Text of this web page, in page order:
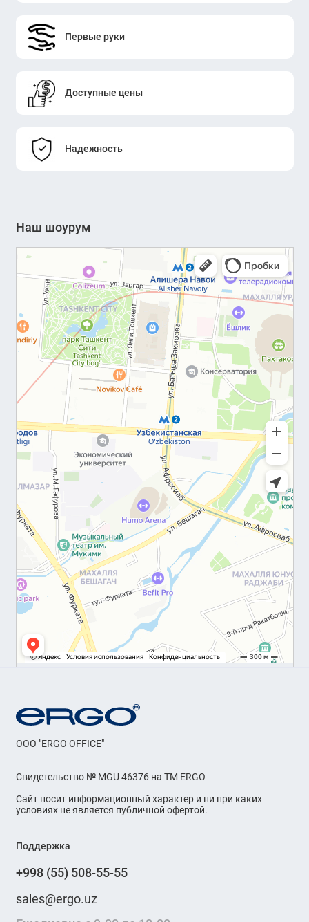
Первые руки
Доступные цены
Надежность
Наш шоурум
OOO "ERGO OFFICE"
Свидетельство № MGU 46376 на ТМ ERGO
Сайт носит информационный характер и ни при каких
условиях не является публичной офертой.
Поддержка
+998 (55) 508-55-55
sales@ergo.uz